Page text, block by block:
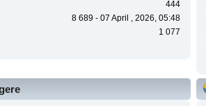
444
8 689 - 07 April , 2026, 05:48
1 077